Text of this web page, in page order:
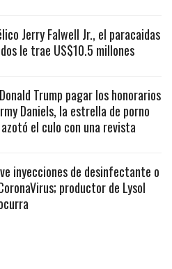
Jerry Falwell Jr., el paracaidas
le trae US$10.5 millones
Trump pagar los honorarios
Daniels, la estrella de porno
el culo con una revista
inyecciones de desinfectante o
productor de Lysol